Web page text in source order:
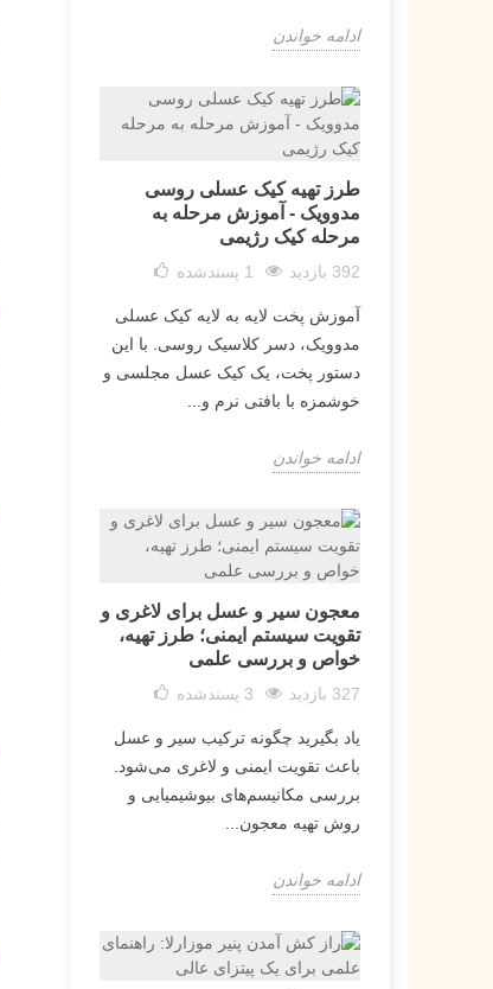
ادامه خواندن
طرز تهیه کیک عسلی روسی
مدوویک - آموزش مرحله به
مرحله کیک رژیمی
392 بازدید 1 پسندشده
آموزش پخت لایه به لایه کیک عسلی
مدوویک، دسر کلاسیک روسی. با این
دستور پخت، یک کیک عسل مجلسی و
خوشمزه با بافتی نرم و...
ادامه خواندن
معجون سیر و عسل برای لاغری و
تقویت سیستم ایمنی؛ طرز تهیه،
خواص و بررسی علمی
327 بازدید 3 پسندشده
یاد بگیرید چگونه ترکیب سیر و عسل
باعث تقویت ایمنی و لاغری می‌شود.
بررسی مکانیسم‌های بیوشیمیایی و
روش تهیه معجون...
ادامه خواندن